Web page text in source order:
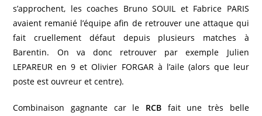
s’approchent, les coaches Bruno SOUIL et Fabrice PARIS
avaient remanié l’équipe afin de retrouver une attaque qui
fait cruellement défaut depuis plusieurs matches à
Barentin. On va donc retrouver par exemple Julien
LEPAREUR en 9 et Olivier FORGAR à l’aile (alors que leur
poste est ouvreur et centre).
Combinaison gagnante car le RCB fait une très belle